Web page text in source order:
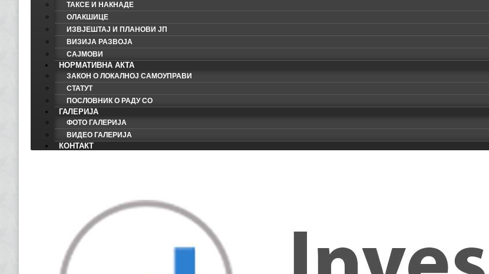
ТАКСЕ И НАКНАДЕ
ОЛАКШИЦЕ
ИЗВЈЕШТАЈ И ПЛАНОВИ ЈП
ВИЗИЈА РАЗВОЈА
САЈМОВИ
НОРМАТИВНА АКТА
ЗАКОН О ЛОКАЛНОЈ САМОУПРАВИ
СТАТУТ
ПОСЛОВНИК О РАДУ СО
ГАЛЕРИЈА
ФОТО ГАЛЕРИЈА
ВИДЕО ГАЛЕРИЈА
КОНТАКТ